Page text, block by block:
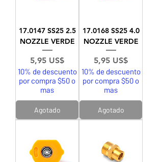
17.0147 SS25 2.5
NOZZLE VERDE
Precio
5,95 US$
10% de descuento
por compra $50 o
mas
Agotado
17.0168 SS25 4.0
NOZZLE VERDE
Precio
5,95 US$
10% de descuento
por compra $50 o
mas
Agotado